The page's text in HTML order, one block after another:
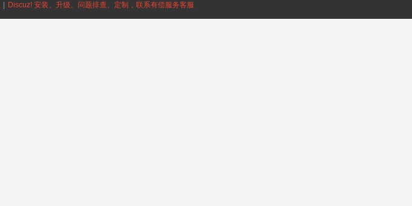
Discuz! 安装、升级、问题排查、定制，联系有偿服务客服